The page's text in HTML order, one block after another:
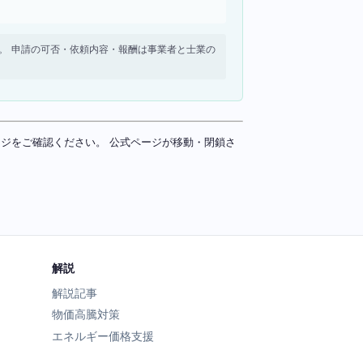
申請の可否・依頼内容・報酬は事業者と士業の
をご確認ください。 公式ページが移動・閉鎖さ
解説
解説記事
物価高騰対策
エネルギー価格支援